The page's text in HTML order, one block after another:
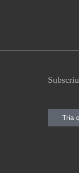
Tria